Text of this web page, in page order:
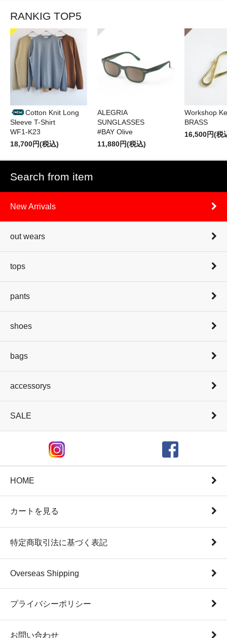
RANKIG TOP5
Cotton Knit Long
Sleeve T-Shirt
WF1-K23
18,700円(税込)
ALEGRIA
SUNGLASSES
#BAY Olive
11,880円(税込)
Workshop
BRASS
16,500円(税
Search from item
New Arrivals
out wears
tops
pants
shoes
bags
accessorys
SALE
HOME
カートを見る
特定商取引法に基づく表記
Overseas Shipping
プライバシーポリシー
お問い合わせ